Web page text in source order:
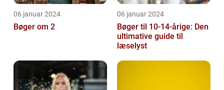
06 januar 2024
Bøger om 2
06 januar 2024
Bøger til 10-14-årige: Den
ultimative guide til
læselyst